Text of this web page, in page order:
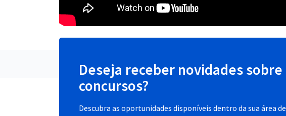
Deseja receber novidades sobre
concursos?
Descubra as oportunidades disponíveis dentro da sua área de